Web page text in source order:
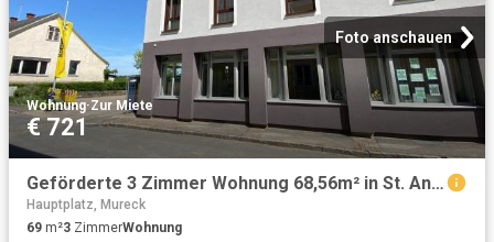
Foto anschauen
Wohnung·Zur Miete
€ 721
Geförderte 3 Zimmer Wohnung 68,56m² in St. Anna!
Hauptplatz, Mureck
69 m²3 ZimmerWohnung